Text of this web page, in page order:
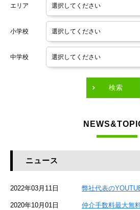
東京メトロ副都心線
東京メトロ有楽町線
JR総武本線
京成本線
エリア
小学校
中学校
検索
ニュース
2022年03月11日 弊社代表の
2020年10月01日
仲介手数料最大無